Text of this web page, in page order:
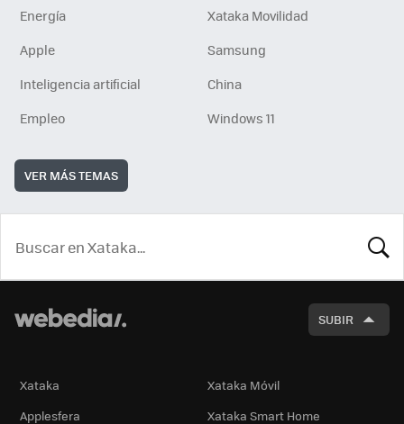
Energía
Xataka Movilidad
Apple
Samsung
Inteligencia artificial
China
Empleo
Windows 11
VER MÁS TEMAS
SUBIR
Xataka
Xataka Móvil
Applesfera
Xataka Smart Home